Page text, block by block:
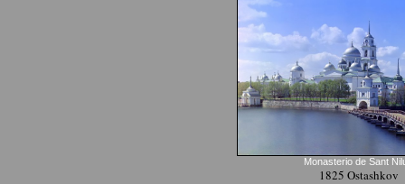
Monasterio de Sant
1825 Ostashkov